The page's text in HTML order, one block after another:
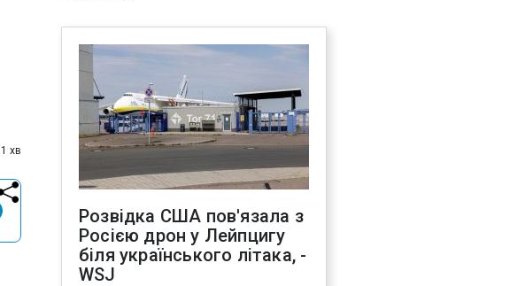
1 хв
Розвідка США пов'язала з
Росією дрон у Лейпцигу
біля українського літака, -
WSJ